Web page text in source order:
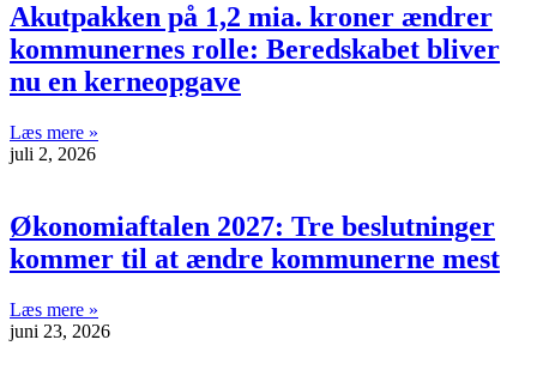
Akutpakken på 1,2 mia. kroner ændrer
kommunernes rolle: Beredskabet bliver
nu en kerneopgave
Læs mere »
juli 2, 2026
Økonomiaftalen 2027: Tre beslutninger
kommer til at ændre kommunerne mest
Læs mere »
juni 23, 2026